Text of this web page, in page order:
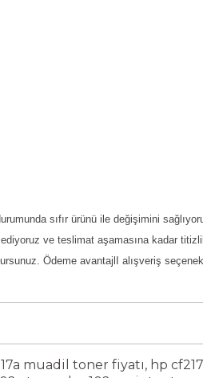
sıfır ürünü ile değişimini
ve teslimat aşamasına kadar
Ödeme avantajlI alışveriş
muadil toner fiyatı, hp